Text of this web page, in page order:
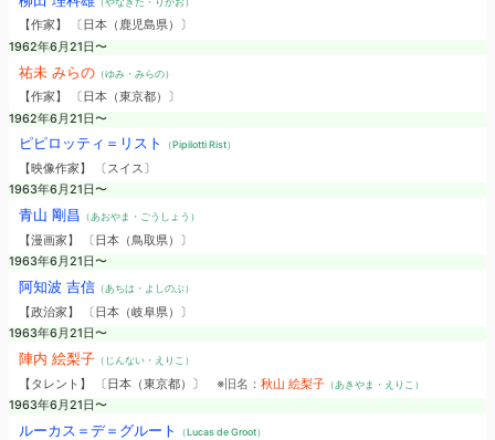
【作家】 〔日本（鹿児島県）〕
1962年6月21日〜
祐未 みらの（ゆみ・みらの）
【作家】 〔日本（東京都）〕
1962年6月21日〜
ピピロッティ＝リスト （Pipilotti Rist）
【映像作家】 〔スイス〕
1963年6月21日〜
青山 剛昌 （あおやま・ごうしょう）
【漫画家】 〔日本（鳥取県）〕
1963年6月21日〜
阿知波 吉信（あちは・よしのぶ）
【政治家】 〔日本（岐阜県）〕
1963年6月21日〜
陣内 絵梨子（じんない・えりこ）
【タレント】 〔日本（東京都）〕 ※旧名： 秋山 絵梨子（あきやま・えりこ）
1963年6月21日〜
ルーカス＝デ＝グルート （Lucas de Groot）